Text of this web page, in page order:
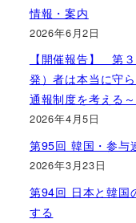
情報・案内
2026年6月2日
【開催報告】 第
発）者は本当に守
通報制度を考える～
2026年4月5日
第95回 韓国・参与
2026年3月23日
第94回 日本と韓国
する